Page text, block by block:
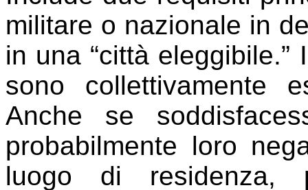
militare o nazionale in
in una “città
sono collettivamente
Anche se
probabilmente loro
luogo di residenza,